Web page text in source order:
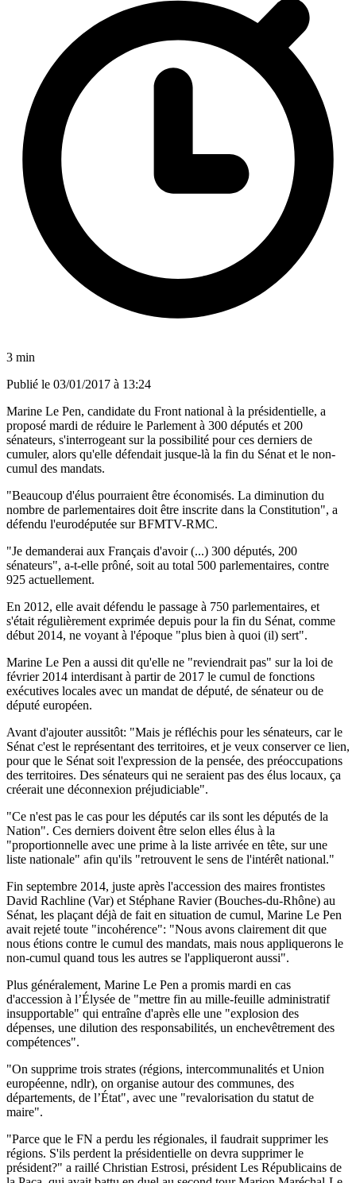
3 min
Publié le 03/01/2017 à 13:24
Marine Le Pen, candidate du Front national à la présidentielle, a
proposé mardi de réduire le Parlement à 300 députés et 200
sénateurs, s'interrogeant sur la possibilité pour ces derniers de
cumuler, alors qu'elle défendait jusque-là la fin du Sénat et le non-
cumul des mandats.
"Beaucoup d'élus pourraient être économisés. La diminution du
nombre de parlementaires doit être inscrite dans la Constitution", a
défendu l'eurodéputée sur BFMTV-RMC.
"Je demanderai aux Français d'avoir (...) 300 députés, 200
sénateurs", a-t-elle prôné, soit au total 500 parlementaires, contre
925 actuellement.
En 2012, elle avait défendu le passage à 750 parlementaires, et
s'était régulièrement exprimée depuis pour la fin du Sénat, comme
début 2014, ne voyant à l'époque "plus bien à quoi (il) sert".
Marine Le Pen a aussi dit qu'elle ne "reviendrait pas" sur la loi de
février 2014 interdisant à partir de 2017 le cumul de fonctions
exécutives locales avec un mandat de député, de sénateur ou de
député européen.
Avant d'ajouter aussitôt: "Mais je réfléchis pour les sénateurs, car le
Sénat c'est le représentant des territoires, et je veux conserver ce lien,
pour que le Sénat soit l'expression de la pensée, des préoccupations
des territoires. Des sénateurs qui ne seraient pas des élus locaux, ça
créerait une déconnexion préjudiciable".
"Ce n'est pas le cas pour les députés car ils sont les députés de la
Nation". Ces derniers doivent être selon elles élus à la
"proportionnelle avec une prime à la liste arrivée en tête, sur une
liste nationale" afin qu'ils "retrouvent le sens de l'intérêt national."
Fin septembre 2014, juste après l'accession des maires frontistes
David Rachline (Var) et Stéphane Ravier (Bouches-du-Rhône) au
Sénat, les plaçant déjà de fait en situation de cumul, Marine Le Pen
avait rejeté toute "incohérence": "Nous avons clairement dit que
nous étions contre le cumul des mandats, mais nous appliquerons le
non-cumul quand tous les autres se l'appliqueront aussi".
Plus généralement, Marine Le Pen a promis mardi en cas
d'accession à l’Élysée de "mettre fin au mille-feuille administratif
insupportable" qui entraîne d'après elle une "explosion des
dépenses, une dilution des responsabilités, un enchevêtrement des
compétences".
"On supprime trois strates (régions, intercommunalités et Union
européenne, ndlr), on organise autour des communes, des
départements, de l’État", avec une "revalorisation du statut de
maire".
"Parce que le FN a perdu les régionales, il faudrait supprimer les
régions. S'ils perdent la présidentielle on devra supprimer le
président?" a raillé Christian Estrosi, président Les Républicains de